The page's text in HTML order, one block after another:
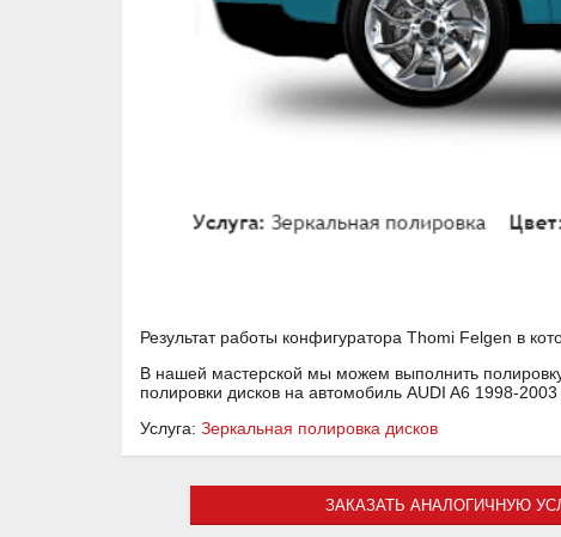
Результат работы конфигуратора Thomi Felgen в
В нашей мастерской мы можем выполнить
полировки дисков на автомобиль AUDI A6 1998-
Услуга: Зеркальная полировка дисков
ЗАКАЗАТЬ АНАЛОГИЧНУЮ